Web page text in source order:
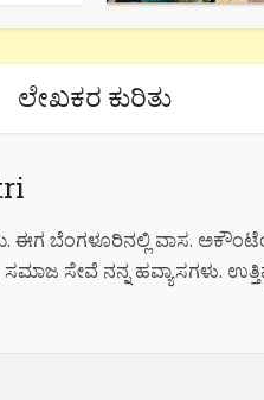
ಲೇಖಕರ ಕುರಿತು
ಈಗ ಬೆಂಗಳೂರಿನಲ್ಲಿ ವಾಸ.
ಸೇವೆ ನನ್ನ ಹವ್ಯಾಸಗಳು.